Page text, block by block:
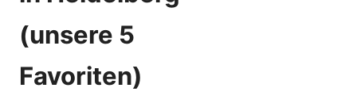
(unsere 5
Favoriten)